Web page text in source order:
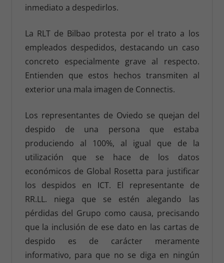
inmediato a despedirlos.
La RLT de Bilbao protesta por el trato a los
empleados despedidos, destacando un caso
concreto especialmente grave al respecto.
Entienden que estos hechos transmiten al
exterior una mala imagen de Connectis.
Los representantes de Oviedo se quejan del
despido de una persona que estaba
produciendo al 100%, al igual que de la
utilización que se hace de los datos
económicos de Global Rosetta para justificar
los despidos en ICT. El representante de
RR.LL. niega que se estén alegando las
pérdidas del Grupo como causa, precisando
que la inclusión de ese dato en las cartas de
despido es de carácter meramente
informativo, para que no se diga en ningún